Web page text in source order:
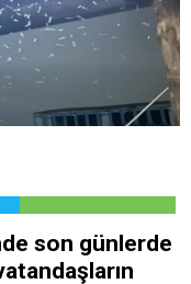
son günlerde